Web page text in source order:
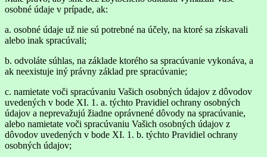
osobné údaje v prípade, ak:
a. osobné údaje už nie sú potrebné na účely, na ktoré sa získavali
alebo inak spracúvali;
b. odvoláte súhlas, na základe ktorého sa spracúvanie vykonáva, a
ak neexistuje iný právny základ pre spracúvanie;
c. namietate voči spracúvaniu Vašich osobných údajov z dôvodov
uvedených v bode XI. 1. a. týchto Pravidiel ochrany osobných
údajov a neprevažujú žiadne oprávnené dôvody na spracúvanie,
alebo namietate voči spracúvaniu Vašich osobných údajov z
dôvodov uvedených v bode XI. 1. b. týchto Pravidiel ochrany
osobných údajov;